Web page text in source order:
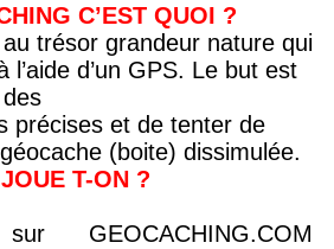
C’EST QUOI ?
trésor grandeur nature qui
l’aide d’un GPS. Le but est
précises et de tenter de
(boite) dissimulée.
T-ON ?
GEOCACHING.COM